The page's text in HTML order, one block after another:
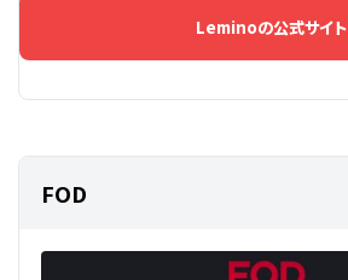
Leminoの公式サイト
FOD